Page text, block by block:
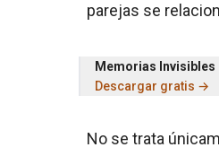
parejas se
Memorias Invisibles
Descargar gratis →
No se trata